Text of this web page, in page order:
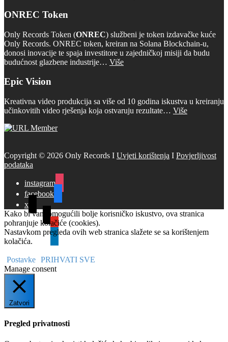
ONREC Token
Only Records Token (ONREC) službeni je token izdavačke kuće
Only Records. ONREC token, kreiran na Solana Blockchain-u,
donosi inovacije te spaja investitore u zajedničkoj misiji da budu
budućnost glazbene industrije… Više
Epic Vision
Kreativna video produkcija sa više od 10 godina iskustva u kreiranju
učinkovitih video rješenja koja ostvaruju rezultate… Više
Copyright © 2026 Only Records I Uvjeti korištenja I Povjerljivost
podataka
instagram
facebook
x
tiktok
youtube
linkedin
Kako bi vam omogućili bolje korisničko iskustvo, ova stranica
pohranjuje kolačiće (cookies).
Nastavkom pregleda ovih web stranica slažete se sa korištenjem
kolačića.
Postavke PRIHVATI SVE
Manage consent
Zatvori
Pregled privatnosti